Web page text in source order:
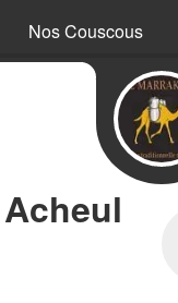
Nos Couscous